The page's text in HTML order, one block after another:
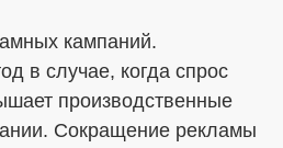
кампаний.
в случае, когда спрос
производственные
Сокращение рекламы